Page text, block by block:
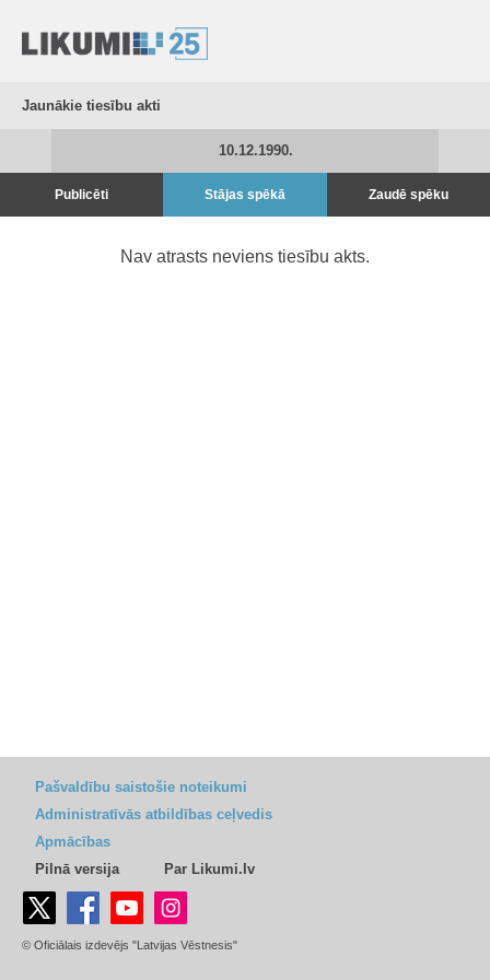
Jaunākie tiesību akti
10.12.1990.
Publicēti Stājas spēkā Zaudē spēku
Nav atrasts neviens tiesību akts.
Pašvaldību saistošie noteikumi
Administratīvās atbildības ceļvedis
Apmācības
Pilnā versija
Par Likumi.lv
© Oficiālais izdevējs "Latvijas Vēstnesis"